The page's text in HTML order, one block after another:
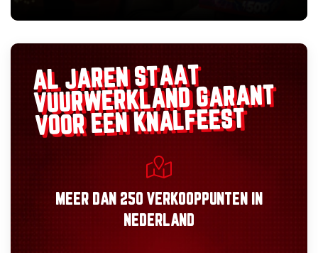
AL JAREN STAAT
VUURWERKLANDGARANT
VOOR EEN KNALFEEST
MEER DAN 250 VERKOOPPUNTEN
IN
NEDERLAND